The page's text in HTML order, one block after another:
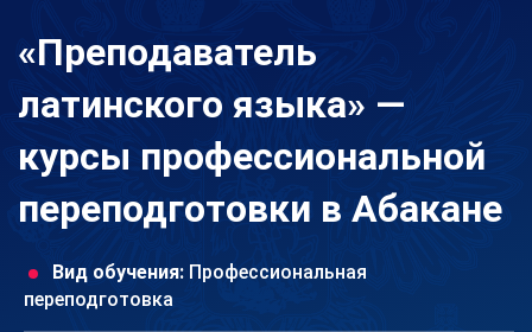
«Преподаватель
латинского языка» —
курсы профессиональной
переподготовки в Абакане
Вид обучения: Профессиональная
переподготовка